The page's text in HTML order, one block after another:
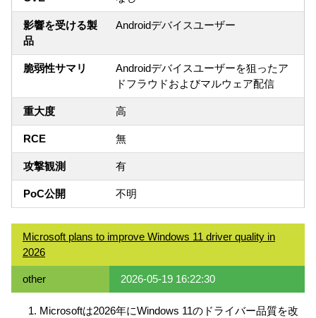
影響を受ける製
品
Androidデバイスユーザー
脆弱性サマリ
Androidデバイスユーザーを狙ったア
ドフラウドおよびマルウェア配信
重大度 高
RCE 無
攻撃観測 有
PoC公開 不明
Microsoft plans to improve Windows 11 driver quality in
2026
other 2026-05-19 16:22:30
Microsoftは2026年にWindows 11のドライバー品質を改